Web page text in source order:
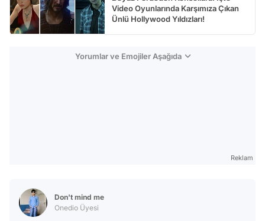
Video Oyunlarında Karşımıza Çıkan
Ünlü Hollywood Yıldızları!
Yorumlar ve Emojiler Aşağıda
Reklam
Don't mind me
Onedio Üyesi